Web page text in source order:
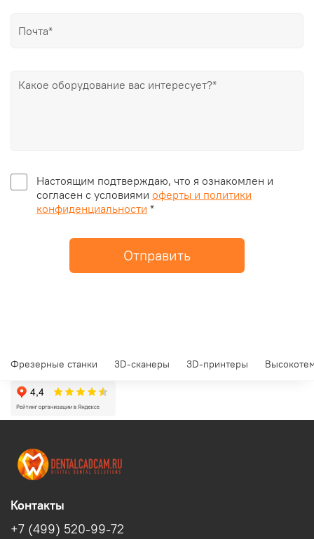
Настоящим подтверждаю, что я ознакомлен и
согласен с условиями оферты и политики
конфиденциальности *
Отправить
Фрезерные станки 3D-сканеры 3D-принтеры
Контакты
+7 (499) 520-99-72